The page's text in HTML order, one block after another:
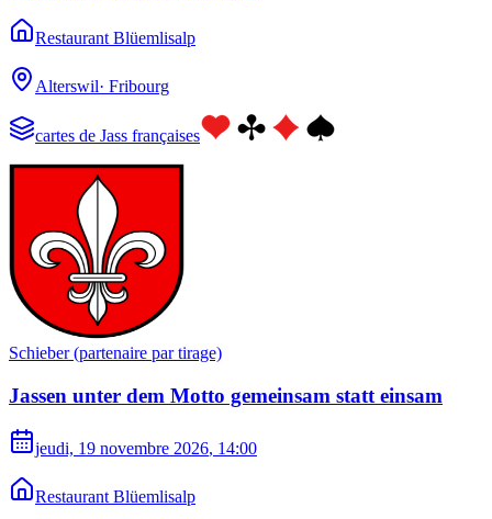
Restaurant Blüemlisalp
Alterswil· Fribourg
cartes de Jass françaises
Schieber (partenaire par tirage)
Jassen unter dem Motto gemeinsam statt einsam
jeudi, 19 novembre 2026, 14:00
Restaurant Blüemlisalp